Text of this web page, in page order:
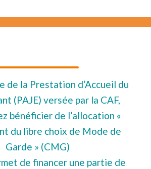
de la Prestation d’Accueil du
(PAJE) versée par la CAF,
bénéficier de l’allocation «
du libre choix de Mode de
Garde » (CMG)
de financer une partie de